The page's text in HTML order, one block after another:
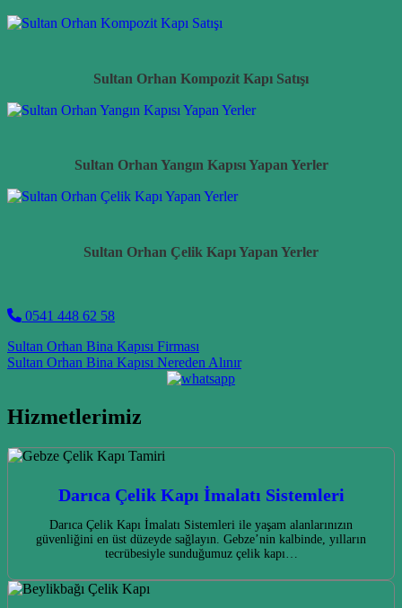
Sultan Orhan Kompozit Kapı Satışı
Sultan Orhan Yangın Kapısı Yapan Yerler
Sultan Orhan Çelik Kapı Yapan Yerler
0541 448 62 58
Post navigation
Sultan Orhan Bina Kapısı Firması
Sultan Orhan Bina Kapısı Nereden Alınır
Hizmetlerimiz
Darıca Çelik Kapı İmalatı Sistemleri
Darıca Çelik Kapı İmalatı Sistemleri ile yaşam alanlarınızın
güvenliğini en üst düzeyde sağlayın. Gebze’nin kalbinde, yılların
tecrübesiyle sunduğumuz çelik kapı…